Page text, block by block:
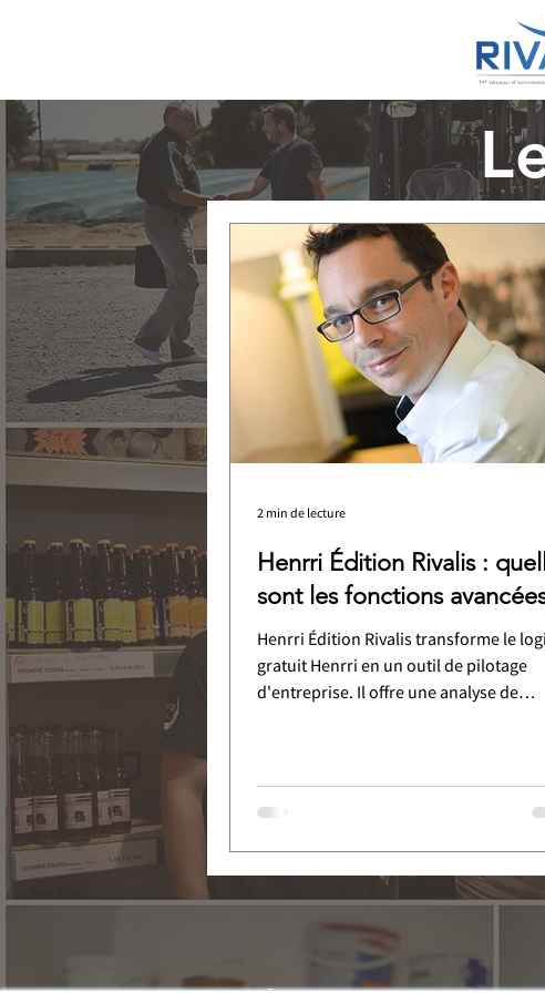
Henrri Édition Rivalis :
sont les fonctions avancées
Henrri Édition Rivalis transforme le
gratuit Henrri en un outil de pilotage
d'entreprise. Il offre une analyse de
accompagnement humain par un
conseiller Rivalis. L'objectif est
la rentabilité et la croissance de
l'entreprise.
2 min de lecture